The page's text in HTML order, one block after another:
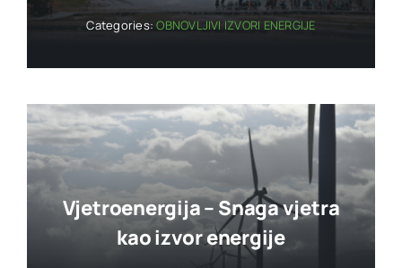
Categories:OBNOVLJIVI IZVORI ENERGIJE
Vjetroenergija – Snaga vjetra
kao izvor energije